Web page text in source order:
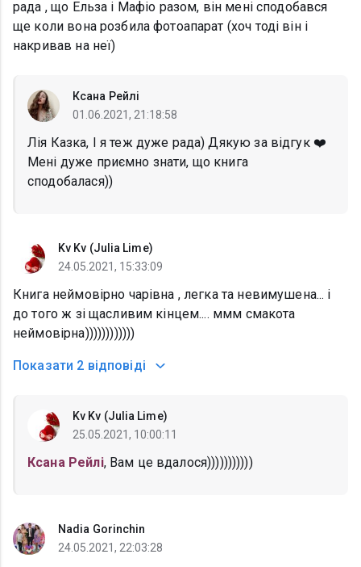
рада , що Ельза і Мафіо разом, він мені сподобався
ще коли вона розбила фотоапарат (хоч тоді він і
накривав на неї)
Ксана Рейлі
01.06.2021, 21:18:58
Лія Казка, І я теж дуже рада) Дякую за відгук ❤️
Мені дуже приємно знати, що книга
сподобалася))
Kv Kv (Julia Lime)
24.05.2021, 15:33:09
Книга неймовірно чарівна , легка та невимушена... і
до того ж зі щасливим кінцем.... ммм смакота
неймовірна))))))))))))
Показати 2 відповіді
Kv Kv (Julia Lime)
25.05.2021, 10:00:11
Ксана Рейлі, Вам це вдалося)))))))))))
Nadia Gorinchin
24.05.2021, 22:03:28